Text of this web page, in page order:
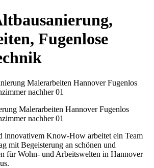
Fugenlose
Malerarbeiten Hannover Fugenlos
nachher 01
innovativem Know-How arbeitet ein Team
mit Begeisterung an schönen und
für Wohn- und Arbeitswelten in Hannover